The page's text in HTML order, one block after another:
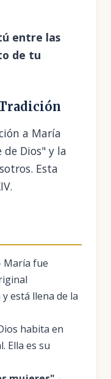
entre las
de tu
a María
Dios" y la
Esta
María fue
está llena de la
habita en
Ella es su